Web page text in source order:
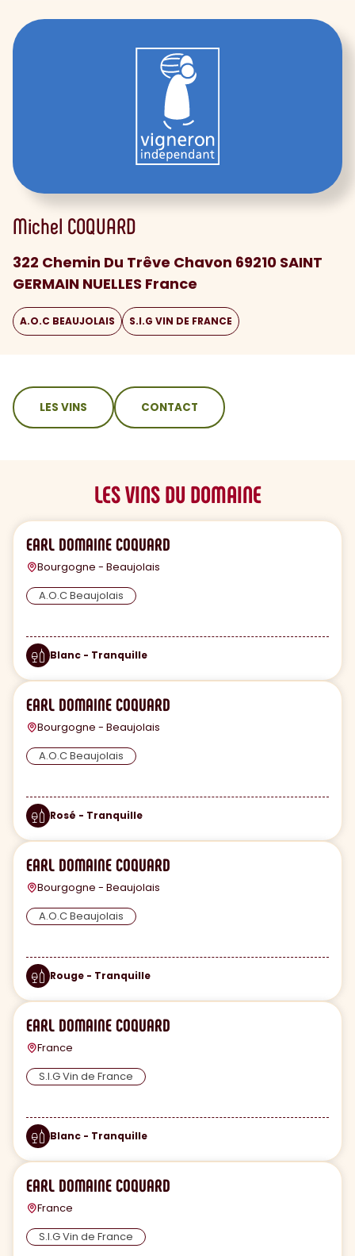
Michel COQUARD
322 Chemin Du Trêve Chavon 69210 SAINT
GERMAIN NUELLES France
A.O.C BEAUJOLAIS S.I.G VIN DE FRANCE
sommaire
LES VINS CONTACT
LES VINS DU DOMAINE
EARL DOMAINE COQUARD
Bourgogne - Beaujolais
A.O.C Beaujolais
Blanc - Tranquille
EARL DOMAINE COQUARD
Bourgogne - Beaujolais
A.O.C Beaujolais
Rosé - Tranquille
EARL DOMAINE COQUARD
Bourgogne - Beaujolais
A.O.C Beaujolais
Rouge - Tranquille
EARL DOMAINE COQUARD
France
S.I.G Vin de France
Blanc - Tranquille
EARL DOMAINE COQUARD
France
S.I.G Vin de France